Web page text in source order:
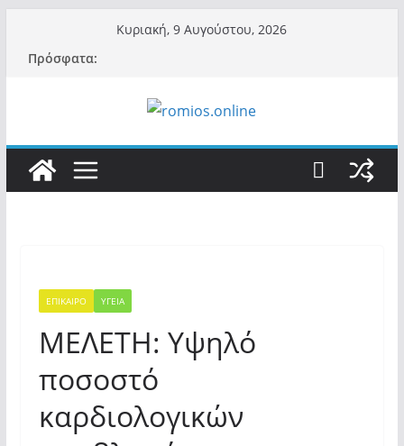
περιεχόμενο
Κυριακή, 9 Αυγούστου, 2026
Πρόσφατα:
ΕΠΙΚΑΙΡΟ ΥΓΕΙΑ
MEΛΕΤΗ: Υψηλό
ποσοστό
καρδιολογικών